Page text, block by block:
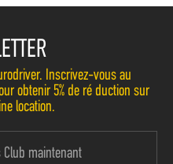
Inscrivez-vous au
obtenir 5% de réduction sur
location.